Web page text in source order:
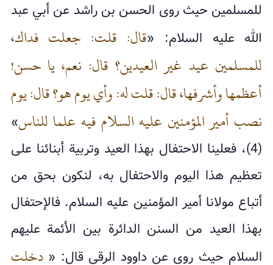
للمسلمين حيث روى الحسن بن راشد عن أبي عبد
الله عليه السلام: «قال: قلت: جعلت فداك،
للمسلمين عيد غير العيدين؟ قال: نعم، يا حسن!
أعظمها وأشرفها، قال: قلت له: وأي يوم هو؟ قال: يوم
نصب أمير المؤمنين عليه السلام فيه علما للناس»
(4)، فعلينا الاحتفال بهذا العيد وتربية أبنائنا على
تعظيم هذا اليوم والاحتفال به، لنكون بحق من
أتباع مولانا أمير المؤمنين عليه السلام. فالإحتفال
بهذا العيد من السنن الدائرة بين الأئمة عليهم
السلام حيث روي عن داوود الرقي قال: « دخلت